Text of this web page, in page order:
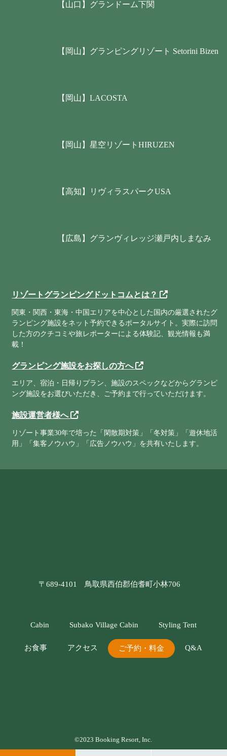
【山口】グランドーム下関
【岡山】グランピングリゾート Setorini Bizen
【岡山】LACOSTA
【岡山】星空リゾートHIRUZEN
【高知】リヴィラスパークUSA
【広島】グランヴィレッジ瀬戸内しまなみ
リゾートグランピングドットコムとは？
関東・関西・東海・中国エリアを中心とした国内の厳選されたグ
ランピング施設をネット予約できるポータルサイト。実際に訪問
した方のクチコミや旅レポーターによる体験記、観光情報も満
載！
グランピング施設をお探しの方へ
エリア、宿泊・日帰りプラン、施設のスペックなどからグランピ
ング施設をお選びいただき、ご予約まで行っていただけます。
施設運営者様へ
リゾート事業30年で培った「閑散期対策」「冬対策」「遊休地活
用」「集客ノウハウ」「広告ノウハウ」を共有いたします。
〒689-4101 鳥取県西伯郡伯耆町小林706
Cabin Subako Village Cabin Styling Tent
お食事 アクセス ご予約・料金 Q&A
©2023 Booking Resort, Inc.